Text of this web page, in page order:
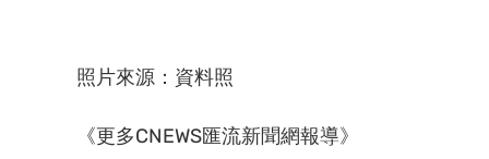
照片來源：資料照
《更多CNEWS匯流新聞網報導》